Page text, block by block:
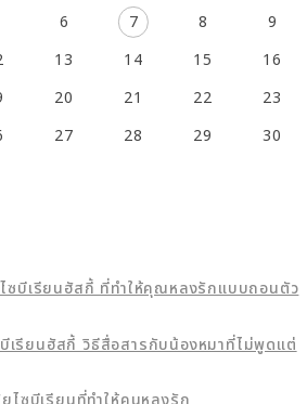
6 7 8
9
13 14 15
16
20 21 22
23
27 28 29
30
บีเรียนฮัสกี้ ที่ทำให้คุณหลงรักแบบถอนตัว
บีเรียนฮัสกี้ วิธีสื่อสารกับน้องหมาที่ไม่พูดแต่